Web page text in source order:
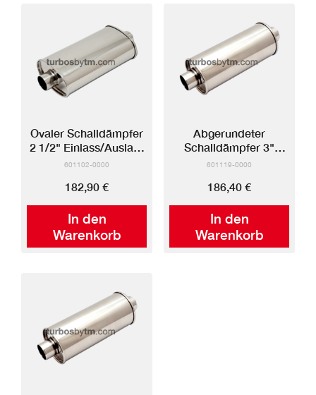
In den
Warenkorb
Ovaler Schalldämpfer
2 1/2" Einlass/Auslass
(Mitte-Mitte)
601102-0000
182,90 €
In den
Warenkorb
Abgerundeter
Schalldämpfer 3"
Einlass/Auslass (Mitte-
601119-0000
186,40 €